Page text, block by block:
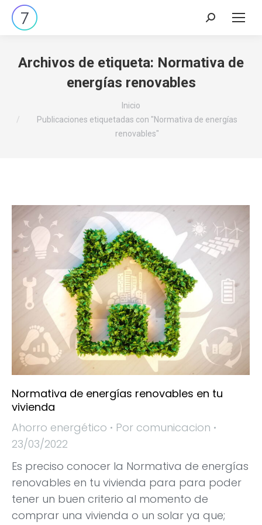
Archivos de etiqueta: Normativa de
energías renovables
Inicio
Publicaciones etiquetadas con "Normativa de energías
renovables"
Normativa de energías renovables en tu
vivienda
Ahorro energético
Por comunicacion
23/03/2022
Es preciso conocer la Normativa de energías
renovables en tu vivienda para para poder
tener un buen criterio al momento de
comprar una vivienda o un solar ya que;